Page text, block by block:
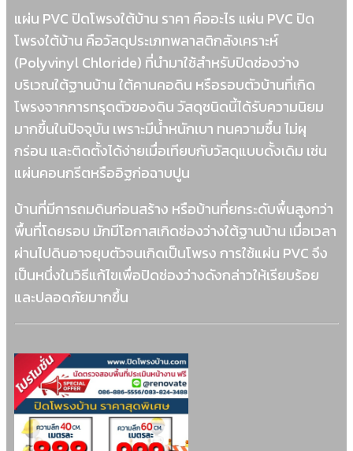
แผ่น PVC ปิดโพรงใต้บ้าน ราคา คืออะไร แผ่น PVC ปิด
โพรงใต้บ้าน คือวัสดุประเภทพลาสติกสังเคราะห์
(Polyvinyl Chloride) ที่นำมาใช้สำหรับปิดช่องว่าง
บริเวณใต้ฐานบ้าน ใต้คานคอดิน หรือรอบตัวบ้านที่เกิด
โพรงจากการทรุดตัวของดิน วัสดุชนิดนี้ได้รับความนิยม
มากขึ้นในปัจจุบัน เพราะมีน้ำหนักเบา ทนความชื้น ไม่ผุ
กร่อน และติดตั้งได้ง่ายเมื่อเทียบกับวัสดุแบบดั้งเดิม เช่น
แผ่นคอนกรีตหรืออิฐก่อฉาบปูน
บ้านที่มีการถมดินก่อนสร้าง หรือบ้านที่ยกระดับพื้นสูงกว่า
พื้นที่โดยรอบ มักมีโอกาสเกิดช่องว่างใต้ฐานบ้าน เมื่อเวลา
ผ่านไปดินอาจยุบตัวจนเกิดเป็นโพรง การใช้แผ่น PVC จึง
เป็นหนึ่งในวิธีแก้ไขเพื่อปิดช่องว่างดังกล่าวให้เรียบร้อย
และปลอดภัยมากขึ้น